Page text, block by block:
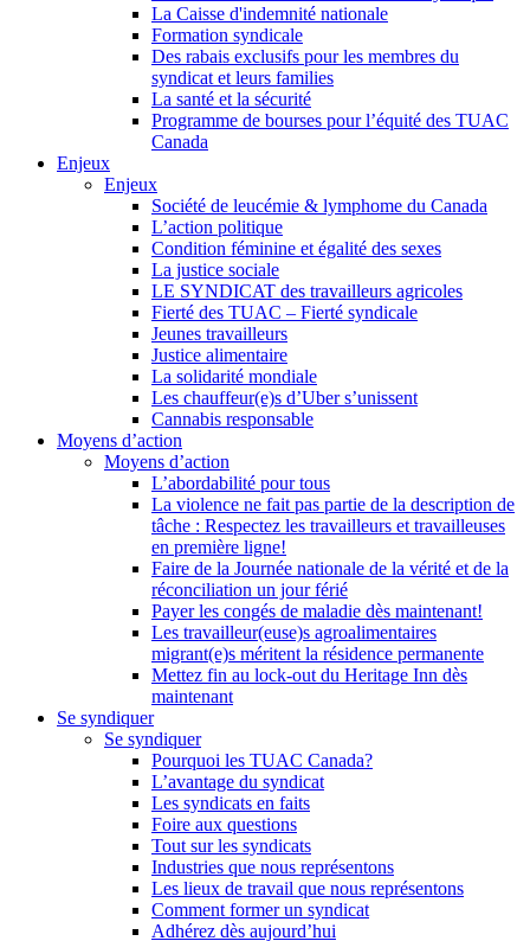
La Caisse d'indemnité nationale
Formation syndicale
Des rabais exclusifs pour les membres du
syndicat et leurs families
La santé et la sécurité
Programme de bourses pour l’équité des TUAC
Canada
Enjeux
Enjeux
Société de leucémie & lymphome du Canada
L’action politique
Condition féminine et égalité des sexes
La justice sociale
LE SYNDICAT des travailleurs agricoles
Fierté des TUAC – Fierté syndicale
Jeunes travailleurs
Justice alimentaire
La solidarité mondiale
Les chauffeur(e)s d’Uber s’unissent
Cannabis responsable
Moyens d’action
Moyens d’action
L’abordabilité pour tous
La violence ne fait pas partie de la description de
tâche : Respectez les travailleurs et travailleuses
en première ligne!
Faire de la Journée nationale de la vérité et de la
réconciliation un jour férié
Payer les congés de maladie dès maintenant!
Les travailleur(euse)s agroalimentaires
migrant(e)s méritent la résidence permanente
Mettez fin au lock-out du Heritage Inn dès
maintenant
Se syndiquer
Se syndiquer
Pourquoi les TUAC Canada?
L’avantage du syndicat
Les syndicats en faits
Foire aux questions
Tout sur les syndicats
Industries que nous représentons
Les lieux de travail que nous représentons
Comment former un syndicat
Adhérez dès aujourd’hui